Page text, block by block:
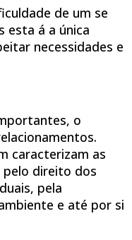
de um se
esta á a única
necessidades e
o
caracterizam as
direito dos
pela
e até por si